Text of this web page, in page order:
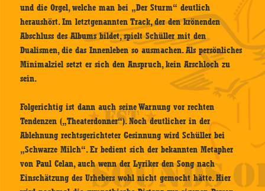
und die Orgel, welche man bei „Der Sturm“ deutlich
heraushört. Im letztgenannten Track, der den krönenden
Abschluss des Albums bildet, spielt Schüller mit den
Dualismen, die das Innenleben so ausmachen. Als persönliches
Minimalziel setzt er sich den Anspruch, kein Arschloch zu
sein.
Folgerichtig ist dann auch seine Warnung vor rechten
Tendenzen („Theaterdonner“). Noch deutlicher in der
Ablehnung rechtsgerichteter Gesinnung wird Schüller bei
„Schwarze Milch“. Er bedient sich der bekannten Metapher
von Paul Celan, auch wenn der Lyriker den Song nach
Einschätzung des Urhebers wohl nicht gemocht hätte. Hier